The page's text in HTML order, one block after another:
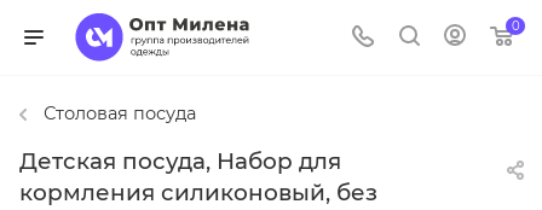
0
Столовая посуда
Детская посуда, Набор для
кормления силиконовый, без